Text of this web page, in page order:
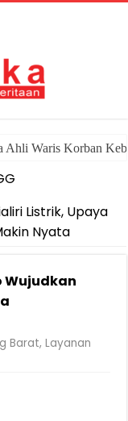
Ahli Waris Korban
Listrik, Upaya
Nyata
Wujudkan
Barat,Layanan